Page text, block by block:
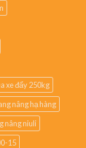
xe đẩy 250kg
nâng hạ hàng
nâng niuli
15